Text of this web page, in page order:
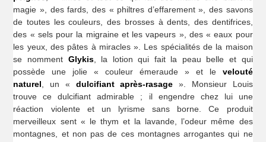
magie », des fards, des « philtres d’effarement », des savons
de toutes les couleurs, des brosses à dents, des dentifrices,
des « sels pour la migraine et les vapeurs », des « eaux pour
les yeux, des pâtes à miracles ». Les spécialités de la maison
se nomment Glykis, la lotion qui fait la peau belle et qui
possède une jolie « couleur émeraude » et le velouté
naturel
un « dulcifiant après-rasage ». Monsieur Louis
trouve ce dulcifiant admirable ; il engendre chez lui une
réaction violente et un lyrisme sans borne. Ce produit
merveilleux sent « le thym et la lavande, l’odeur même des
montagnes, et non pas de ces montagnes arrogantes qui ne